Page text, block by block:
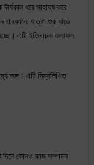
ধরে সাহায্য করে
কোনো যাত্রা শুরু যাতে
এটি ইতিবাচক ফলাফল
অঙ্গ। এটি নিম্নলিখিত
দিনে কোনও কাজ সম্পাদন